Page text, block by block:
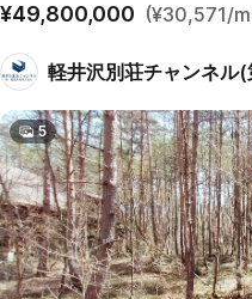
¥49,800,000 (¥30,571/
軽井沢別荘チャンネル
5